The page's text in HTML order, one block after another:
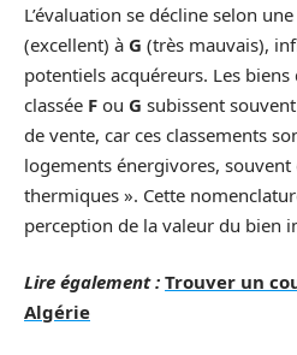
L’évaluation se décline selon
(excellent) à G (très mauvais),
potentiels acquéreurs. Les
classée F ou G subissent
de vente, car ces classements
logements énergivores,
thermiques ». Cette
perception de la valeur du bien
Lire également : Trouver un
Algérie